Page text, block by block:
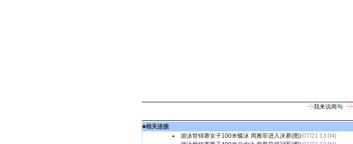
我来说两句
■相关连接
游泳世锦赛女子100米蝶泳 周雅菲进入决赛(图)(07/21 13:04)